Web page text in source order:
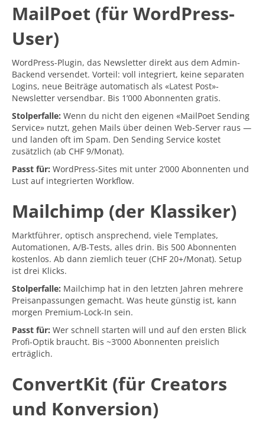
MailPoet (für WordPress-
User)
WordPress-Plugin, das Newsletter direkt aus dem Admin-
Backend versendet. Vorteil: voll integriert, keine separaten
Logins, neue Beiträge automatisch als «Latest Post»-
Newsletter versendbar. Bis 1’000 Abonnenten gratis.
Stolperfalle: Wenn du nicht den eigenen «MailPoet Sending
Service» nutzt, gehen Mails über deinen Web-Server raus —
und landen oft im Spam. Den Sending Service kostet
zusätzlich (ab CHF 9/Monat).
Passt für: WordPress-Sites mit unter 2’000 Abonnenten und
Lust auf integrierten Workflow.
Mailchimp (der Klassiker)
Marktführer, optisch ansprechend, viele Templates,
Automationen, A/B-Tests, alles drin. Bis 500 Abonnenten
kostenlos. Ab dann ziemlich teuer (CHF 20+/Monat). Setup
ist drei Klicks.
Stolperfalle: Mailchimp hat in den letzten Jahren mehrere
Preisanpassungen gemacht. Was heute günstig ist, kann
morgen Premium-Lock-In sein.
Passt für: Wer schnell starten will und auf den ersten Blick
Profi-Optik braucht. Bis ~3’000 Abonnenten preislich
erträglich.
ConvertKit (für Creators
und Konversion)